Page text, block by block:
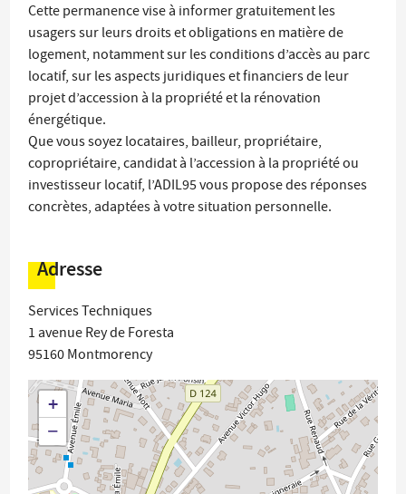
Cette permanence vise à informer gratuitement les
usagers sur leurs droits et obligations en matière de
logement, notamment sur les conditions d’accès au parc
locatif, sur les aspects juridiques et financiers de leur
projet d’accession à la propriété et la rénovation
énergétique.
Que vous soyez locataires, bailleur, propriétaire,
copropriétaire, candidat à l’accession à la propriété ou
investisseur locatif, l’ADIL95 vous propose des réponses
concrètes, adaptées à votre situation personnelle.
Adresse
Services Techniques
1 avenue Rey de Foresta
95160 Montmorency
+
−